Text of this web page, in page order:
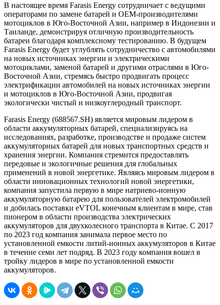
В настоящее время Farasis Energy сотрудничает с ведущими
операторами по замене батарей и OEM-производителями
мотоциклов в Юго-Восточной Азии, например в Индонезии и
Таиланде, демонстрируя отличную производительность
батареи благодаря комплексному тестированию. В будущем
Farasis Energy будет углублять сотрудничество с автомобилями
на новых источниках энергии и электрическими
мотоциклами, заменой батарей и другими отраслями в Юго-
Восточной Азии, стремясь быстро продвигать процесс
электрификации автомобилей на новых источниках энергии
и мотоциклов в Юго-Восточной Азии, продвигая
экологически чистый и низкоуглеродный транспорт.
Farasis Energy (688567.SH) является мировым лидером в
области аккумуляторных батарей, специализируясь на
исследованиях, разработке, производстве и продаже систем
аккумуляторных батарей для новых транспортных средств и
хранения энергии. Компания стремится предоставлять
передовые и экологичные решения для глобальных
применений в новой энергетике. Являясь мировым лидером в
области инновационных технологий новой энергетики,
компания запустила первую в мире натриево-ионную
аккумуляторную батарею для пользователей электромобилей
и добилась поставки eVTOL конечным клиентам в мире, став
пионером в области производства электрических
аккумуляторов для двухколесного транспорта в Китае. С 2017
по 2023 год компания занимала первое место по
установленной емкости литий-ионных аккумуляторов в Китае
в течение семи лет подряд. В 2023 году компания вошел в
тройку лидеров в мире по установленной емкости
аккумуляторов.